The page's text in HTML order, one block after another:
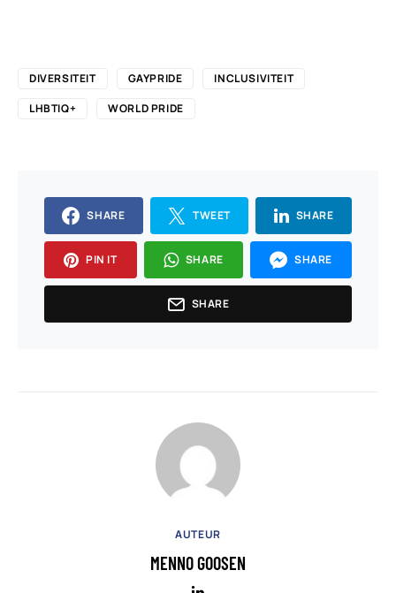
DIVERSITEIT GAYPRIDE
INCLUSIVITEIT
LHBTIQ+
WORLD PRIDE
SHARE TWEET SHARE
PIN IT SHARE SHARE
SHARE
AUTEUR
MENNO GOOSEN